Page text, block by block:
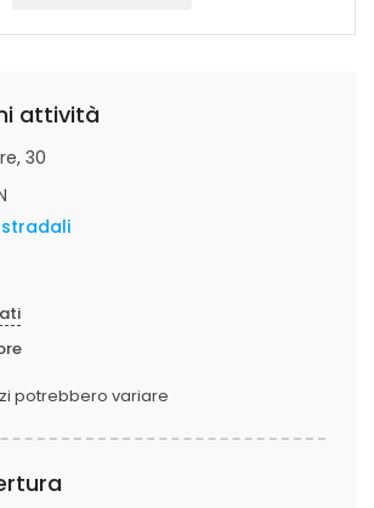
attività
30
potrebbero variare